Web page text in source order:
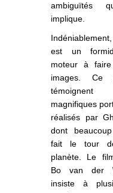
ambiguïtés
implique.
est un
moteur à
images. Ce
magnifiques
réalisés par
dont
fait le tour
planète. Le
Bo van der
insiste à